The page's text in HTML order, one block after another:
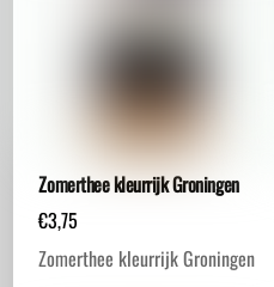
Zomerthee kleurrijk Groningen
€3,75
Zomerthee kleurrijk Groningen